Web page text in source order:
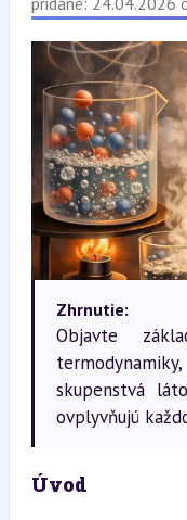
Zhrnutie:
Objavte
skupenstvá
ovplyvňujú
Úvod